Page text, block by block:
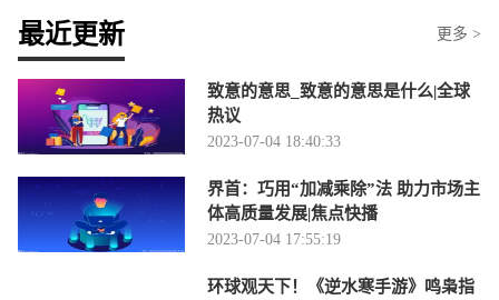
最近更新 更多 >
致意的意思_致意的意思是什么|全球
热议
2023-07-04 18:40:33
界首：巧用“加减乘除”法 助力市场主
体高质量发展|焦点快播
2023-07-04 17:55:19
环球观天下！《逆水寒手游》鸣枭指